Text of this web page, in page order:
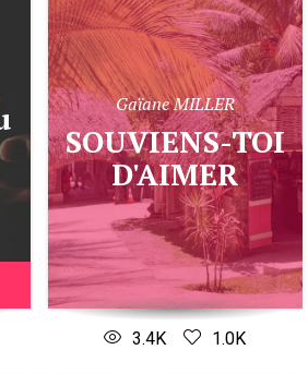
Gaïane MILLER
SOUVIENS-TOI
D'AIMER
3.4K 1.0K